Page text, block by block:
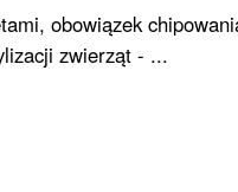
obowiązek
zwierząt - ...